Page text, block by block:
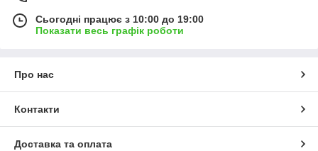
Сьогодні працює з 10:00 до 19:00
Показати весь графік роботи
Про нас
Контакти
Доставка та оплата